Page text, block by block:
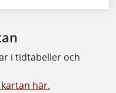
i tidtabeller och
här.